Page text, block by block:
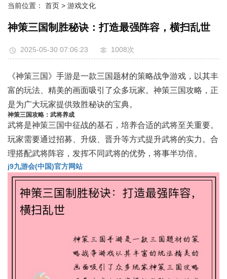
当前位置： 首页 > 游戏文化
神策三国制胜秘诀：打造最强阵容，横扫乱世
2025-05-30 07:06:23 1008次
《神策三国》手游是一款三国题材的策略战争游戏，以其丰
富的玩法、精美的画面吸引了众多玩家。神策三国攻略，正
是为广大玩家提供致胜秘诀的宝典。
神策三国攻略：武将养成
武将是神策三国中征战的基石，培养合适的武将至关重要。
玩家需要通过招募、升级、晋升等方式提升武将的实力。合
理搭配武将阵容，发挥不同武将的优势，将事半功倍。
j9九游会(中国)官方网站